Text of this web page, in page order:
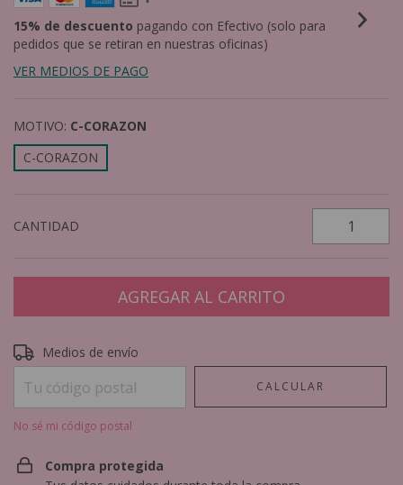
15% de descuento pagando con Efectivo (solo para
pedidos que se retiran en nuestras oficinas)
VER MEDIOS DE PAGO
MOTIVO: C-CORAZON
C-CORAZON
CANTIDAD
Entregas para el CP:
Medios de envío
CALCULAR
No sé mi código postal
Compra protegida